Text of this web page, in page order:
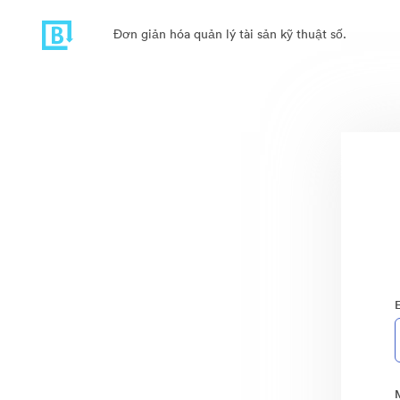
Đơn giản hóa quản lý tài sản kỹ thuật số.